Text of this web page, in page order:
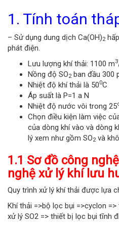
1. Tính toán
– Sử dụng dung dịch Ca(OH)2
phát điện.
Lưu lượng khí thải: 1100 m3
Nồng độ SO2 ban đầu 300
Nhiệt độ khí thải là 500C
Áp suất là P=1 a N
Nhiệt độ nước vôi trong 25
Chọn điều kiện làm việc
của dòng khí vào và dòng
lý xem như gồm SO2 và
1.1 Sơ đồ công
nghệ xử lý khí lưu
Quy trình xử lý khí thải được lựa
Khí thải =>bộ lọc bụi =>cyclon
xử lý SO2 => thiết bị lọc bụi tĩnh